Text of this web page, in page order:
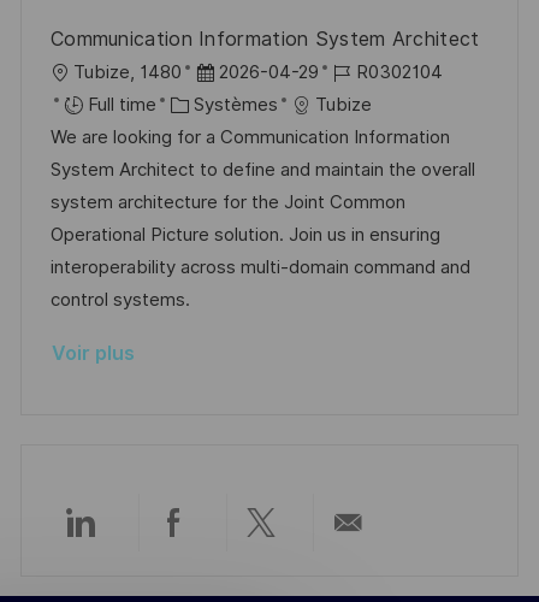
n
h
a
g
e
u
p
o
s
t
e
Communication Information System Architect
o
c
a
l
i
s
a
Tubize, 1480
D
a
t
e
d
’
a
2026-04-29
R
é
f
é
r
e
n
t
R0302104
Full time
C
a
t
é
g
o
r
Systèmes
Tubize
We are looking for a Communication Information
System Architect to define and maintain the overall
system architecture for the Joint Common
Operational Picture solution. Join us in ensuring
interoperability across multi-domain command and
control systems.
Voir plus
PartagerPartagerPartager